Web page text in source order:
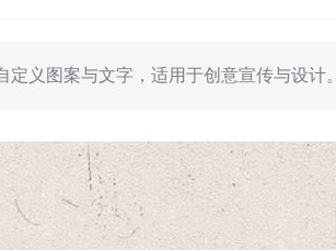
义图案与文字，适用于创意宣传与设计。